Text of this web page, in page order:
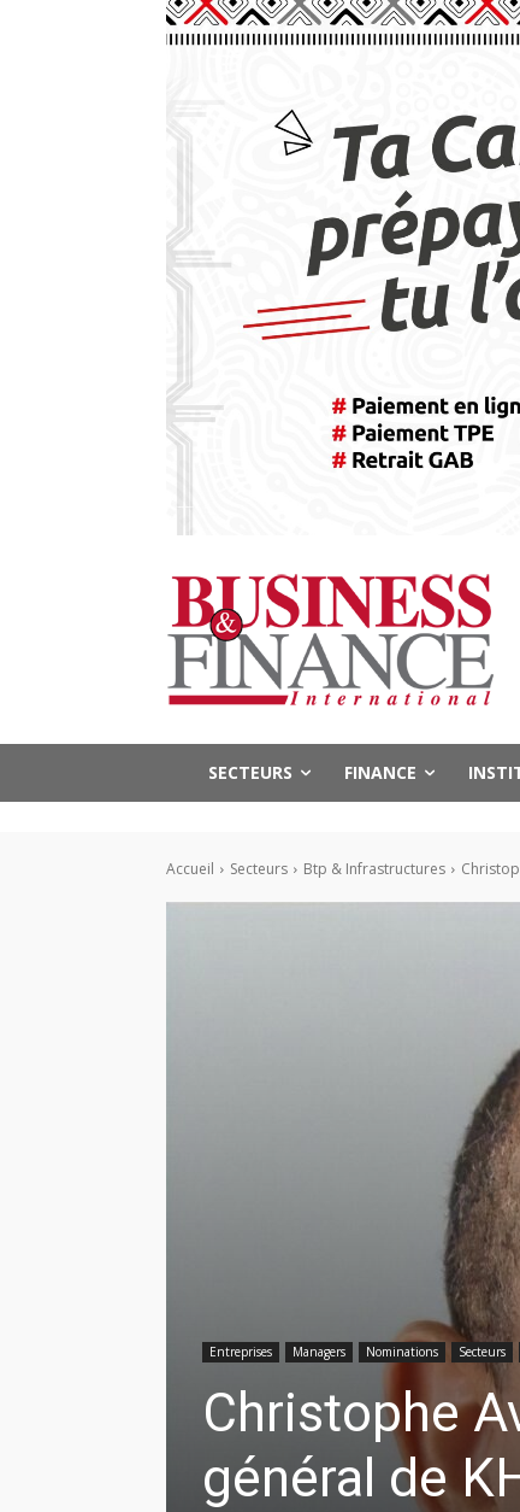
SECTEURS FINANCE
Accueil Secteurs Btp & Infrastructures
Entreprises Managers Nominations Secteurs
Christophe
général de